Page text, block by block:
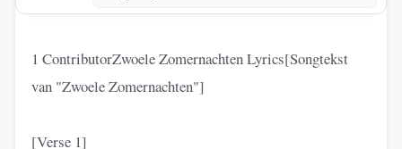
1 ContributorZwoele Zomernachten Lyrics[Songtekst
van "Zwoele Zomernachten"]
[Verse 1]